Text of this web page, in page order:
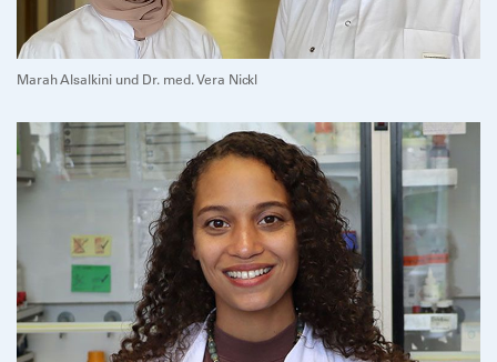
Marah Alsalkini und Dr. med. Vera Nickl